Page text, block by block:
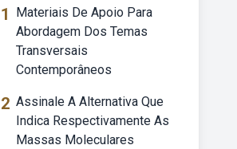
Materiais De Apoio Para
Abordagem Dos Temas
Transversais
Contemporâneos
Assinale A Alternativa Que
Indica Respectivamente As
Massas Moleculares